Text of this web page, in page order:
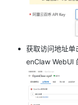
获取访问地址
enClaw WebUI